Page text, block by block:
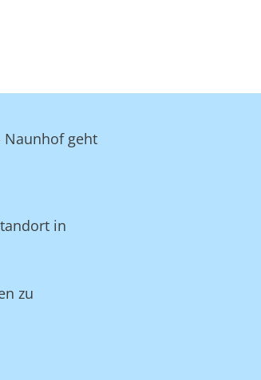
Naunhof geht
in
zu